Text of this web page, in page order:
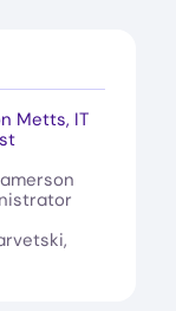
Metts, IT